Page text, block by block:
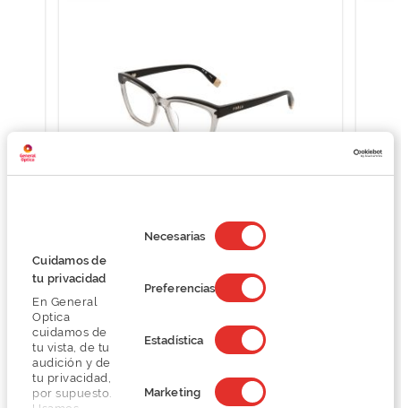
Cuidamos de
tu privacidad
En General
Optica
cuidamos de
tu vista, de tu
audición y de
tu privacidad,
por supuesto.
de
consentimiento
Necesarias
Preferencias
Estadística
Marketing
Furla VFU682
89,50 €
179,00 €